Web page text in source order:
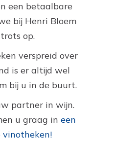
een betaalbare
bij Henri Bloem
op.
verspreid over
is er altijd wel
bij u in de buurt.
partner in wijn.
u graag in een
vinotheken!